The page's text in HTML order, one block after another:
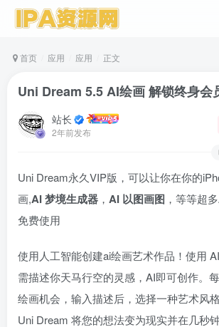
首页 应用 应用 正文
Uni Dream 5.5 AI绘画 解锁终身会
站长
2年前发布
Uni Dream永久VIP版，可以让你在你的
画,AI 梦境生成器 ， AI 以图画图 ，等等超
免费使用
使用人工智能创建ai绘画艺术作品！使用
需描述你天马行空的灵感，AI即可创作。
绘画机会，输入描述后，选择一种艺术风
Uni Dream 将您的想法变为现实并在几秒